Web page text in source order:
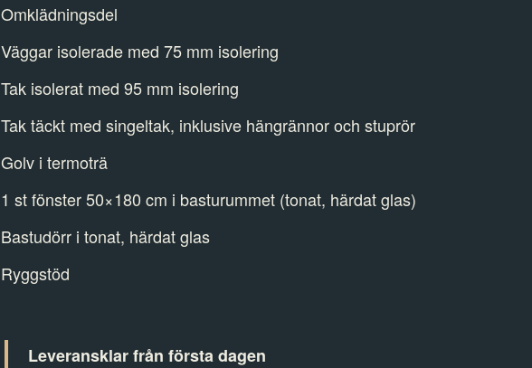
Omklädningsdel
Väggar isolerade med 75 mm isolering
Tak isolerat med 95 mm isolering
Tak täckt med singeltak, inklusive hängrännor och stuprör
Golv i termoträ
1 st fönster 50×180 cm i basturummet (tonat, härdat glas)
Bastudörr i tonat, härdat glas
Ryggstöd
Leveransklar från första dagen